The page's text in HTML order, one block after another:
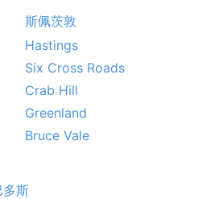
斯佩茨敦
Hastings
Six Cross Roads
Crab Hill
Greenland
Bruce Vale
多斯